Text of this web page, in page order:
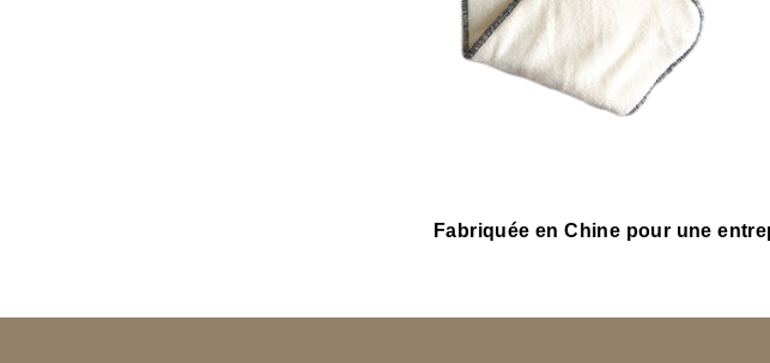
Fabriquée en Chine pour une